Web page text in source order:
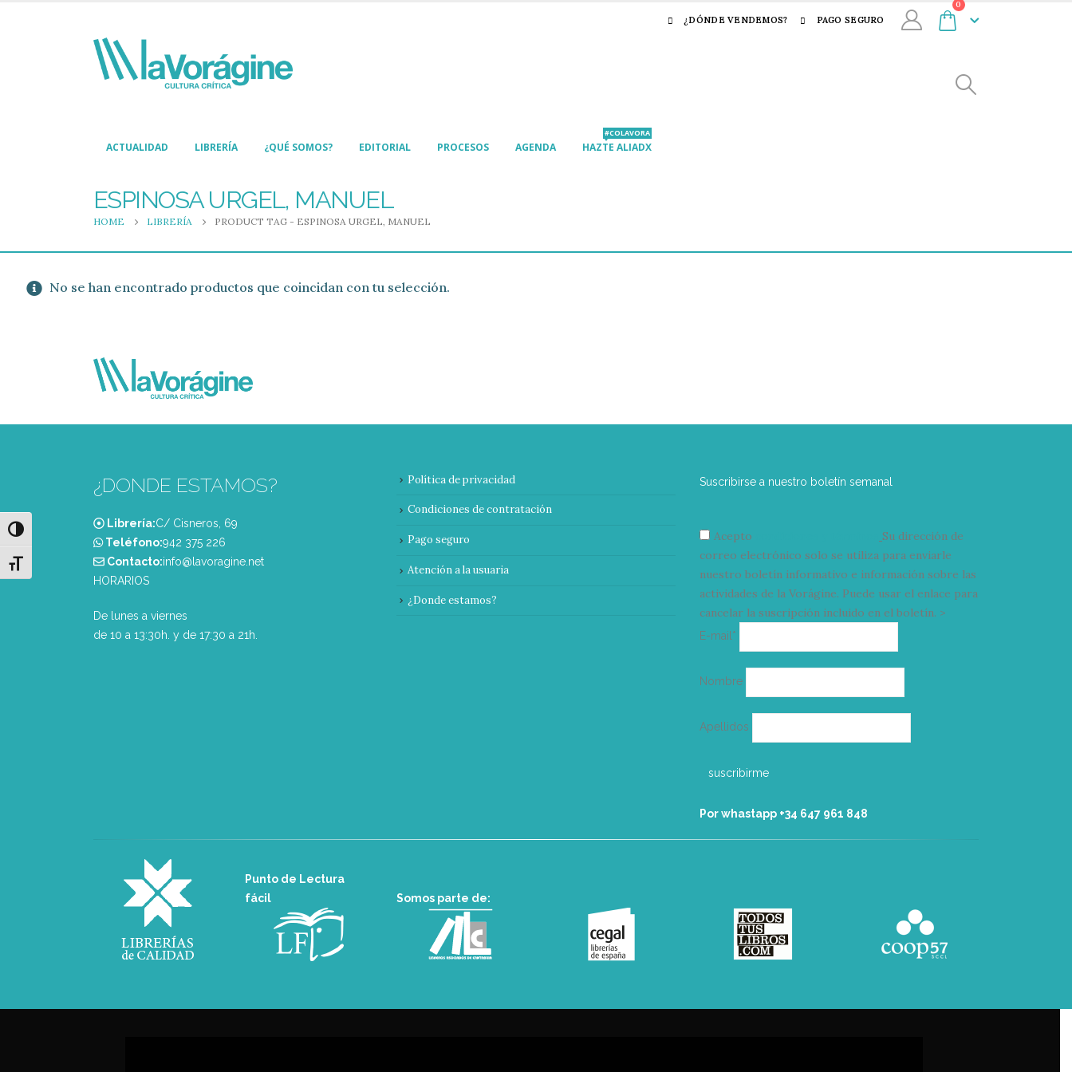
Alternar alto contraste
Alternar tamaño de letra
¿DÓNDE VENDEMOS? PAGO SEGURO
0
ACTUALIDAD LIBRERÍA ¿QUÉ SOMOS? EDITORIAL PROCESOS AGENDA HAZTE ALIADX
#COLAVORA
ESPINOSA URGEL, MANUEL
HOME LIBRERÍA PRODUCT TAG - ESPINOSA URGEL, MANUEL
No se han encontrado productos que coincidan con tu selección.
¿DONDE ESTAMOS?
Librería:C/ Cisneros, 69
Teléfono:‭942 375 226‬
Contacto:info@lavoragine.net
HORARIOS
De lunes a viernes
de 10 a 13:30h. y de 17:30 a 21h.
Política de privacidad
Condiciones de contratación
Pago seguro
Atención a la usuaria
¿Donde estamos?
Suscribirse a nuestro boletín semanal
Acepto
Su dirección de
correo electrónico solo se utiliza para enviarle
nuestro boletín informativo e información sobre las
actividades de la Vorágine. Puede usar el enlace para
cancelar la suscripción incluido en el boletín. >
E-mail*
electrónico
Nombre
Apellidos
Por whastapp +34 ‭647 961 848‬
Punto de Lectura
fácil
Somos parte de: